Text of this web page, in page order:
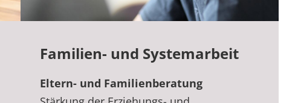
Familien- und Systemarbeit
Eltern- und Familienberatung